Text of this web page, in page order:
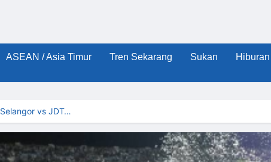
ASEAN / Asia Timur Tren Sekarang Sukan Hiburan
Selangor vs JDT…